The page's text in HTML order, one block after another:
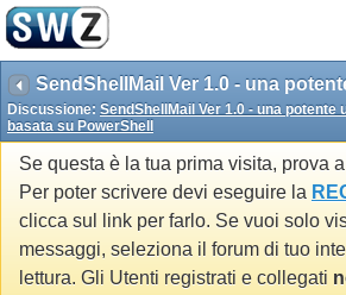
Discussione: SendShellMail Ver 1.0 - una
basata su PowerShell
Se questa è la tua prima visita, prova
Per poter scrivere devi eseguire la
clicca sul link per farlo. Se vuoi solo
messaggi, seleziona il forum di tuo
lettura. Gli Utenti registrati e collegati